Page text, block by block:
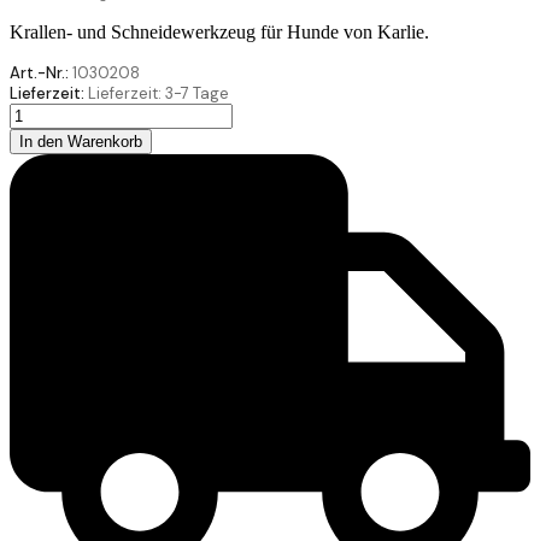
Krallen- und Schneidewerkzeug für Hunde von Karlie.
Art.-Nr.: 1030208
Lieferzeit: Lieferzeit: 3-7 Tage
Karlie
Krallenschere
8
Menge
In den Warenkorb